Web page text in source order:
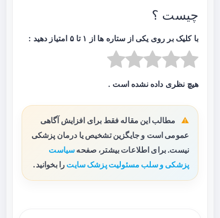
چیست ؟
با کلیک بر روی یکی از ستاره ها از ۱ تا ۵ امتیاز دهید :
هیچ نظری داده نشده است .
مطالب این مقاله فقط برای افزایش آگاهی
عمومی است و جایگزین تشخیص یا درمان پزشکی
نیست. برای اطلاعات بیشتر، صفحه سیاست
پزشکی و سلب مسئولیت پزشک سایت را بخوانید.